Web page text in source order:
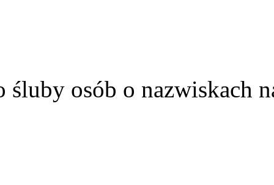
śluby osób o nazwiskach